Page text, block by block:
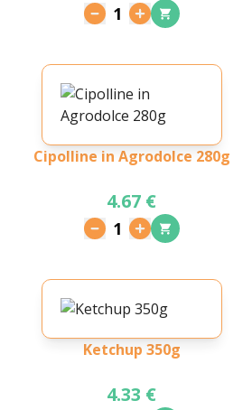
1
Cipolline in Agrodolce 280g
4.67 €
1
Ketchup 350g
4.33 €